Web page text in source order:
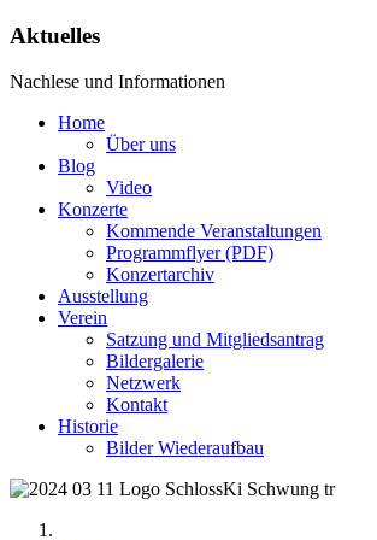
Aktuelles
Nachlese und Informationen
Home
Über uns
Blog
Video
Konzerte
Kommende Veranstaltungen
Programmflyer (PDF)
Konzertarchiv
Ausstellung
Verein
Satzung und Mitgliedsantrag
Bildergalerie
Netzwerk
Kontakt
Historie
Bilder Wiederaufbau